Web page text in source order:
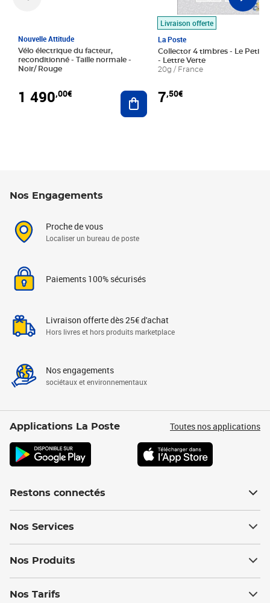
Nouvelle Attitude
Vélo électrique du facteur,
reconditionné - Taille normale -
Noir/ Rouge
1 490,00€ Ajouter au panier
Livraison offerte
La Poste
Collector 4 timbres - Le Petit
- Lettre Verte
20g / France
7,50€
Nos Engagements
Proche de vous
Localiser un bureau de poste
Paiements 100% sécurisés
Livraison offerte dès 25€ d'achat
Hors livres et hors produits marketplace
Nos engagements
sociétaux et environnementaux
Applications La Poste Toutes nos applications
Restons connectés
Nos Services
Nos Produits
Nos Tarifs